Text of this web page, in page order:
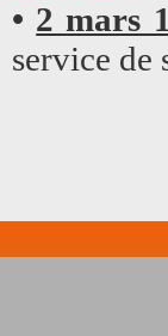
• 2 mars
service de